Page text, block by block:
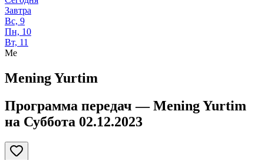
Завтра
Вс, 9
Пн, 10
Вт, 11
Me
Mening Yurtim
Программа передач —Mening Yurtim
на Суббота 02.12.2023